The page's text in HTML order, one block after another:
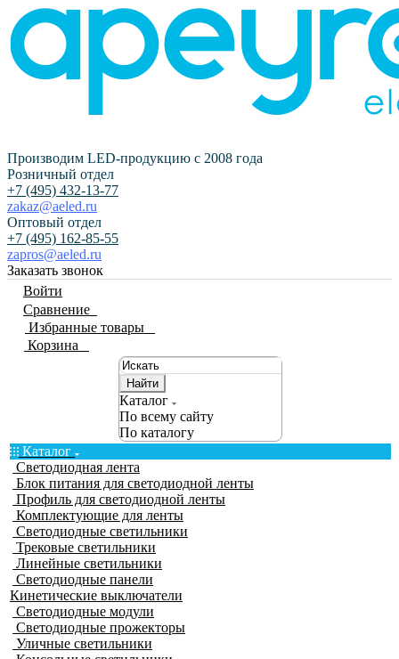
Производим LED-продукцию с 2008 года
Розничный отдел
+7 (495) 432-13-77
zakaz@aeled.ru
Оптовый отдел
+7 (495) 162-85-55
zapros@aeled.ru
Заказать звонок
Войти
Сравнение
Избранные товары
Корзина
Найти
Каталог
По всему сайту
По каталогу
Каталог
Светодиодная лента
Блок питания для светодиодной ленты
Профиль для светодиодной ленты
Комплектующие для ленты
Светодиодные светильники
Трековые светильники
Линейные светильники
Светодиодные панели
Кинетические выключатели
Светодиодные модули
Светодиодные прожекторы
Уличные светильники